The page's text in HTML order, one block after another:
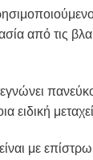
από τις
ειδική
με